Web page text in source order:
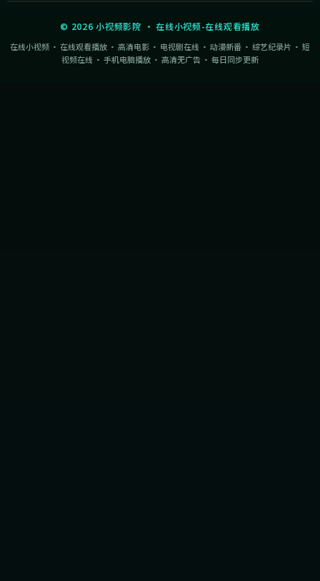
© 2026 小视频影院 ·在线小视频-在线观看播放
在线小视频 · 在线观看播放 · 高清电影 · 电视剧在线 · 动漫新番 · 综艺纪录片 · 短
视频在线 · 手机电脑播放 · 高清无广告 · 每日同步更新